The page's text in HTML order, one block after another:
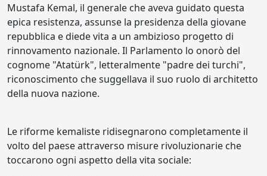
Mustafa Kemal, il generale che aveva guidato questa
epica resistenza, assunse la presidenza della giovane
repubblica e diede vita a un ambizioso progetto di
rinnovamento nazionale. Il Parlamento lo onorò del
cognome "Atatürk", letteralmente "padre dei turchi",
riconoscimento che suggellava il suo ruolo di architetto
della nuova nazione.
Le riforme kemaliste ridisegnarono completamente il
volto del paese attraverso misure rivoluzionarie che
toccarono ogni aspetto della vita sociale: